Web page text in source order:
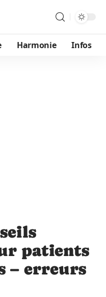
Harmonie Infos
patients
– erreurs